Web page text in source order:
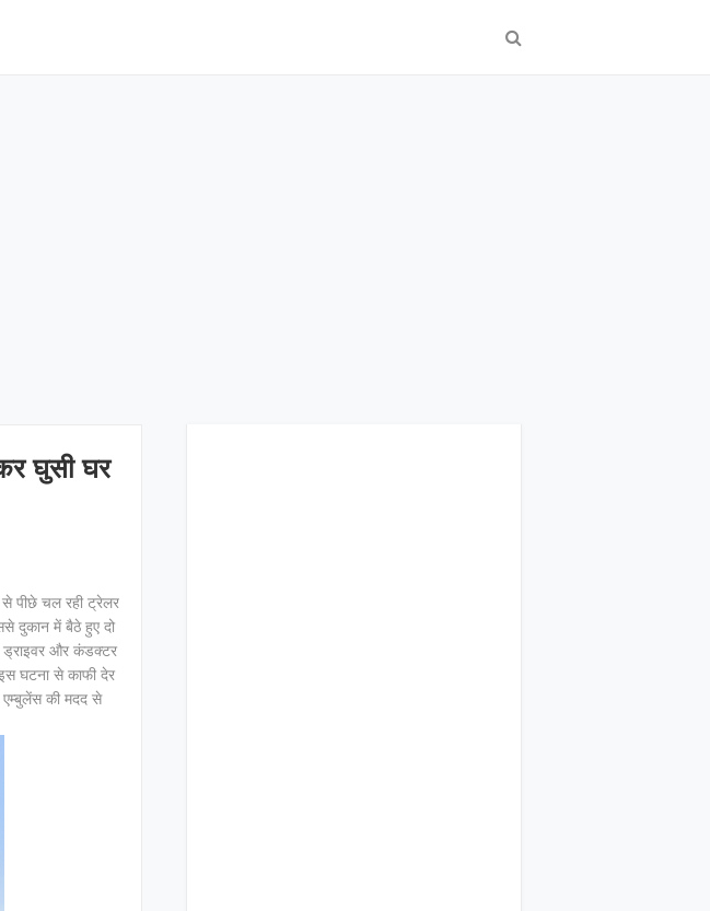
घुसी घर
से पीछे चल रही ट्रेलर
दुकान में बैठे हुए दो
ड्राइवर और कंडक्टर
घटना से काफी देर
एम्बुलेंस की मदद से